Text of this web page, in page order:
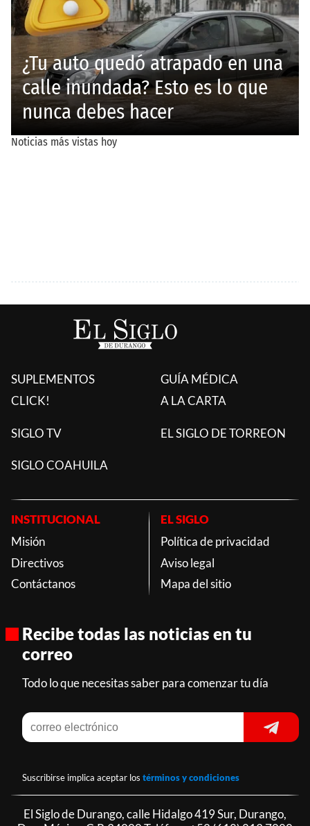
SUPLEMENTOS
CLICK!
GUÍA MÉDICA
A LA CARTA
SIGLO TV EL SIGLO DE TORREON
SIGLO COAHUILA
INSTITUCIONAL
Misión
Directivos
Contáctanos
EL SIGLO
Política de privacidad
Aviso legal
Mapa del sitio
Recibe todas las noticias en tu
correo
Todo lo que necesitas saber para comenzar tu día
Suscribirse implica aceptar los términos y condiciones
El Siglo de Durango, calle Hidalgo 419 Sur, Durango,